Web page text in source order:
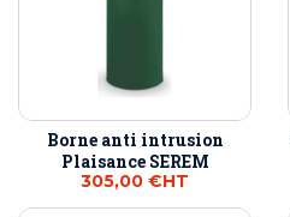
Borne anti intrusion
Plaisance SEREM
305,00 €HT